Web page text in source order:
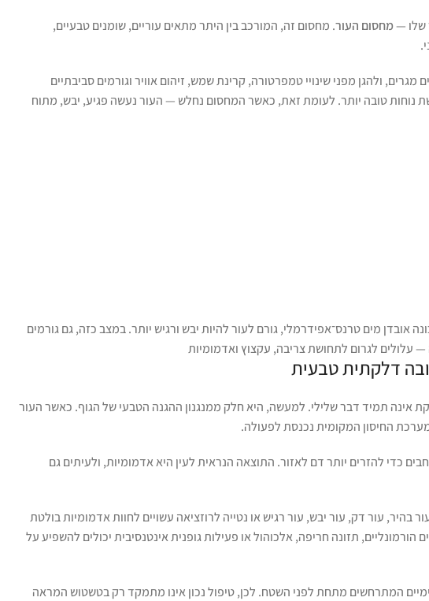
שלו —מחסום העור. מחסום זה, המורכב בין היתר מתאים עוריים, שומנים טבעיים,
ולהגן מפני שינויי טמפרטורה, קרינת שמש, זיהום אוויר וגורמים סביבתיים
נוחות טובה יותר. לעומת זאת, כאשר המחסום נחלש — העור נעשה פגיע, יבש, מתוח
מים טרנס־אפידרמלי, גורם לעור להיות יבש ורגיש יותר. במצב כזה, גם גורמים
עלולים לגרום לתחושת צריבה, עקצוץ ואדמומיות
דלקתית טבעית
אינה תמיד דבר שלילי. למעשה, היא חלק ממנגנון ההגנה הטבעי של הגוף. כאשר העור
כדי להזרים יותר דם לאזור. התוצאה הנראית לעין היא אדמומיות, ולעיתים גם
עור דק, עור יבש, עור רגיש או נטייה לרוזציאה עשויים לחוות אדמומיות בולטת
הורמונליים, תזונה חריפה, אלכוהול או פעילות גופנית אינטנסיבית יכולים להשפיע על
המתרחשים מתחת לפני השטח. לכן, טיפול נכון אינו מתמקד רק בטשטוש המראה